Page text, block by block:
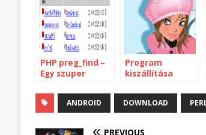
PHP preg_find –
Egy szuper
kiegészítés
Program
kiszállítása
ANDROID DOWNLOAD
PREVIOUS